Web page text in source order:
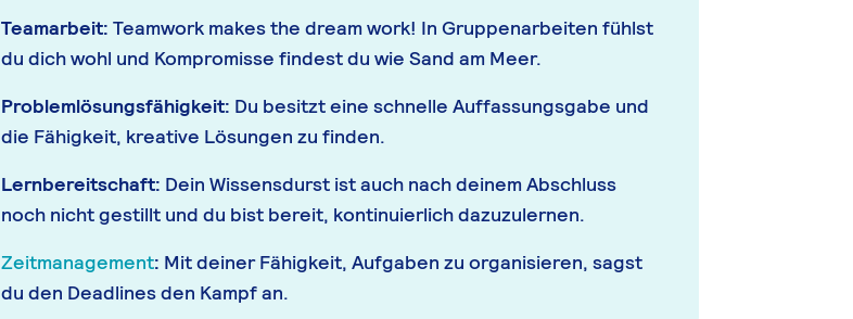
Teamarbeit: Teamwork makes the dream work! In Gruppenarbeiten fühlst
du dich wohl und Kompromisse findest du wie Sand am Meer.
Problemlösungsfähigkeit: Du besitzt eine schnelle Auffassungsgabe und
die Fähigkeit, kreative Lösungen zu finden.
Lernbereitschaft: Dein Wissensdurst ist auch nach deinem Abschluss
noch nicht gestillt und du bist bereit, kontinuierlich dazuzulernen.
Zeitmanagement: Mit deiner Fähigkeit, Aufgaben zu organisieren, sagst
du den Deadlines den Kampf an.